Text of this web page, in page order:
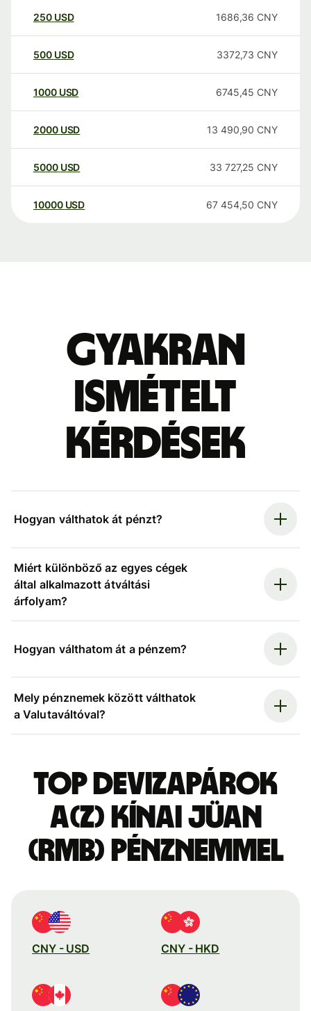
250 USD 1686,36 CNY
500 USD 3372,73 CNY
1000 USD 6745,45 CNY
2000 USD 13 490,90 CNY
5000 USD 33 727,25 CNY
10000 USD 67 454,50 CNY
Gyakran
ismételt
kérdések
Hogyan válthatok át pénzt?
Miért különböző az egyes cégek
által alkalmazott átváltási
árfolyam?
Hogyan válthatom át a pénzem?
Mely pénznemek között válthatok
a Valutaváltóval?
Top devizapárok
a(z) kínai jüan
(RMB) pénznemmel
CNY - USD CNY - HKD